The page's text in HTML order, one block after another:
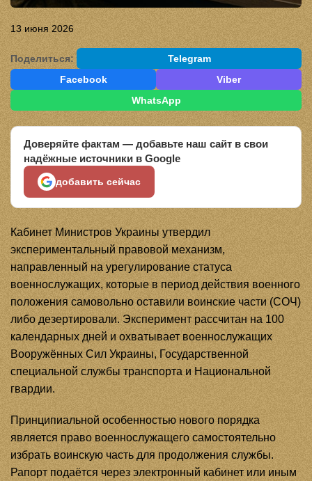
13 июня 2026
Поделиться:
Telegram
Facebook
Viber
WhatsApp
Доверяйте фактам — добавьте наш сайт в свои
надёжные источники в Google
добавить сейчас
Кабинет Министров Украины утвердил
экспериментальный правовой механизм,
направленный на урегулирование статуса
военнослужащих, которые в период действия военного
положения самовольно оставили воинские части (СОЧ)
либо дезертировали. Эксперимент рассчитан на 100
календарных дней и охватывает военнослужащих
Вооружённых Сил Украины, Государственной
специальной службы транспорта и Национальной
гвардии.
Принципиальной особенностью нового порядка
является право военнослужащего самостоятельно
избрать воинскую часть для продолжения службы.
Рапорт подаётся через электронный кабинет или иным